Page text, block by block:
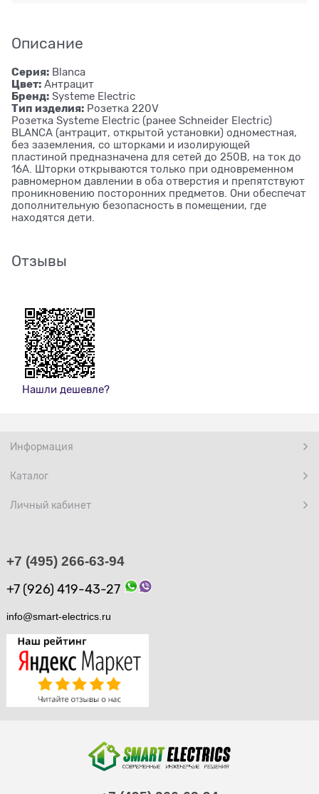
Описание
Серия: Blanca
Цвет: Антрацит
Бренд: Systeme Electric
Тип изделия: Розетка 220V
Розетка Systeme Electric (ранее Schneider Electric)
BLANCA (антрацит, открытой установки) одноместная,
без заземления, со шторками и изолирующей
пластиной предназначена для сетей до 250В, на ток до
16А. Шторки открываются только при одновременном
равномерном давлении в оба отверстия и препятствуют
проникновению посторонних предметов. Они обеспечат
дополнительную безопасность в помещении, где
находятся дети.
Отзывы
Нашли дешевле?
Информация
Каталог
Личный кабинет
+7 (495) 266-63-94
+7 (926) 419-43-27
info@smart-electrics.ru